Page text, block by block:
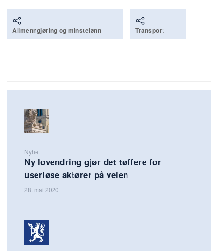
Allmenngjøring og minstelønn Transport
Nyhet
Ny lovendring gjør det tøffere for
useriøse aktører på veien
28. mai 2020